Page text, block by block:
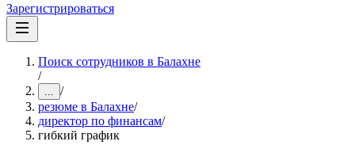
Зарегистрироваться
Поиск сотрудников в Балахне
/
... /
резюме в Балахне/
директор по финансам/
гибкий график